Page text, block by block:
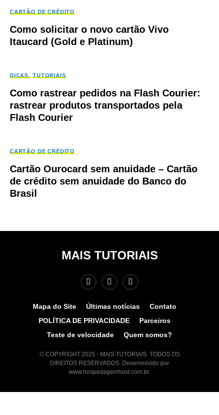
CARTÃO DE CRÉDITO
Como solicitar o novo cartão Vivo
Itaucard (Gold e Platinum)
DICAS TUTORIAIS
Como rastrear pedidos na Flash Courier:
rastrear produtos transportados pela
Flash Courier
CARTÃO DE CRÉDITO
Cartão Ourocard sem anuidade – Cartão
de crédito sem anuidade do Banco do
Brasil
MAIS TUTORIAIS
Mapa do Site Últimas notícias
Contato
POLÍTICA DE PRIVACIDADE
Parceiros
Teste de velocidade
Quem somos?
© COPYRIGHT 2025 - MAIS TUTORIAIS. TODOS OS
DIREITOS RESERVADOS. Desenvolvido por
www.hospedagemhost.com.br.